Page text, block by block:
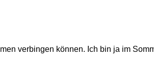
verbingen können. Ich bin ja im